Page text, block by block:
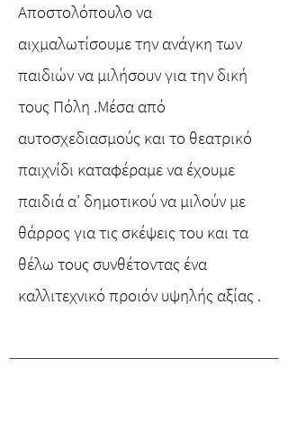
Αποστολόπουλο να
αιχμαλωτίσουμε την ανάγκη των
παιδιών να μιλήσουν για την δική
τους Πόλη .Μέσα από
αυτοσχεδιασμούς και το θεατρικό
παιχνίδι καταφέραμε να έχουμε
παιδιά α’ δημοτικού να μιλούν με
θάρρος για τις σκέψεις του και τα
θέλω τους συνθέτοντας ένα
καλλιτεχνικό προιόν υψηλής αξίας .